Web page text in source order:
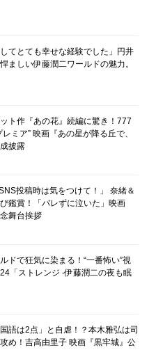
てとても幸せな経験でした」円井
ましい伊藤潤二ワールドの魅力。
ト作『あの花』続編に驚き！777
ミア” 映画『あの星が降る丘で、
披露
投稿時は気をつけて！」 奈緒＆
鑑賞！「バレずに泣いた」映画
舞台挨拶
ドで狂気に染まる！“一番怖い”視
「ストレンジ -伊藤潤二の夜も眠
語は2点」と自虐！？本木雅弘は司
め！吉高由里子 映画『黒牢城』公